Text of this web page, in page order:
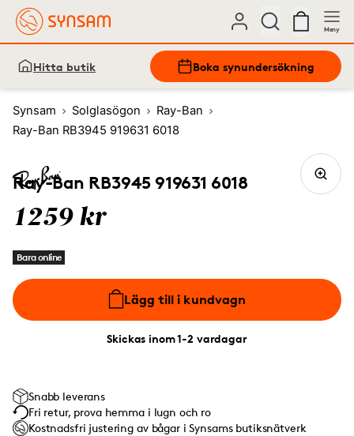
Meny
Hitta butik Boka synundersökning
Synsam Solglasögon
Ray-Ban
Ray-Ban RB3945 919631 6018
Ray-Ban RB3945 919631 6018
1259 kr
Bara online
Lägg till i kundvagn
Skickas inom 1-2 vardagar
Snabb leverans
Fri retur, prova hemma i lugn och ro
Kostnadsfri justering av bågar i Synsams butiksnätverk